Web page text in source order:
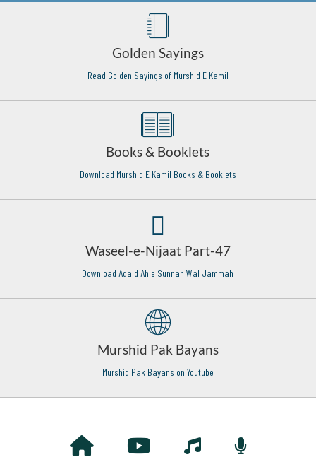
Golden Sayings
Read Golden Sayings of Murshid E Kamil
Books & Booklets
Download Murshid E Kamil Books & Booklets
Waseel-e-Nijaat Part-47
Download Aqaid Ahle Sunnah Wal Jammah
Murshid Pak Bayans
Murshid Pak Bayans on Youtube